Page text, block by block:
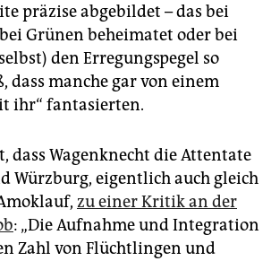
präzise abgebildet – das bei
Grünen beheimatet oder bei
den Erregungspegel so
dass manche gar von einem
ihr“ fantasierten.
dass Wagenknecht die Attentate
Würzburg, eigentlich auch gleich
zu einer Kritik an der
: „Die Aufnahme und Integration
Zahl von Flüchtlingen und